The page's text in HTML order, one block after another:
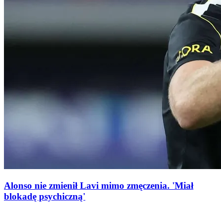
Alonso nie zmienił Lavi mimo zmęczenia. 'Miał
blokadę psychiczną'